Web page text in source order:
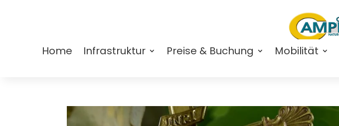
Home Infrastruktur Preise & Buchung Mobilität